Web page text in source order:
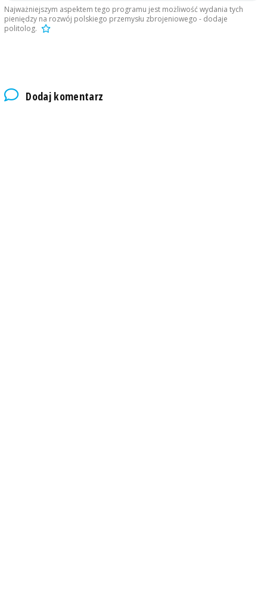
Najważniejszym aspektem tego programu jest możliwość wydania tych
pieniędzy na rozwój polskiego przemysłu zbrojeniowego - dodaje
politolog.
Dodaj komentarz